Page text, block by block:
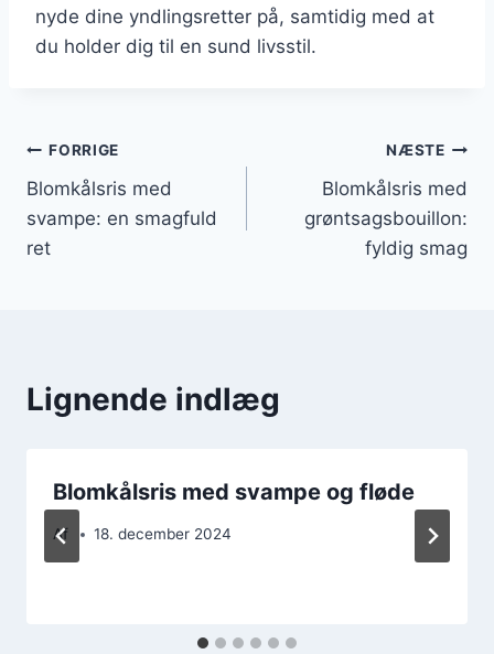
nyde dine yndlingsretter på, samtidig med at
du holder dig til en sund livsstil.
Indlægsnavigation
FORRIGE
Blomkålsris med
svampe: en smagfuld
ret
NÆSTE
Blomkålsris med
grøntsagsbouillon:
fyldig smag
Lignende indlæg
Blomkålsris med svampe og fløde
Af 18. december 2024